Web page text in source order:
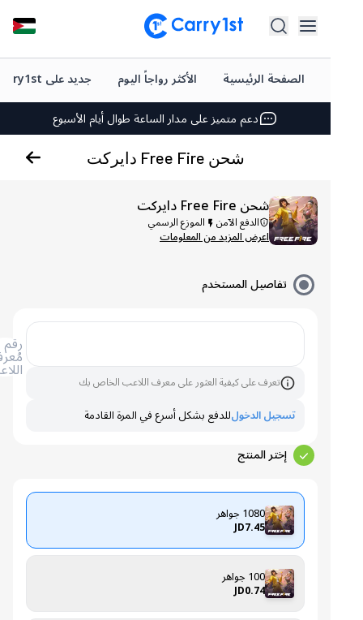
الصفحة الرئيسية الأكثر رواجاً اليوم جديد على Carry1st
شحن فوري وتوصيل
أفضل العروض على ألعابك المفضلة
دعم متميز على مدار الساعة طوال أيام الأسبوع
تقييم +4.5 على متجر Google Play وApp Store
شحن فوري وتوصيل
دعم متميز على مدار الساعة طوال أيام الأسبوع
تقييم +4.5 على متجر Google Play وApp Store
شحن Free Fire دايركت
شحن Free Fire دايركت
الدفع الآمن الموزع الرسمي
اعرض المزيد من المعلومات
تفاصيل المستخدم
مُعرف
اللاعب تعرف على كيفية العثور على معرف اللاعب الخاص بك
تسجيل الدخولللدفع بشكل أسرع في المرة القادمة
إختر المنتج
1080 جواهر
JD7.45
100 جواهر
JD0.74